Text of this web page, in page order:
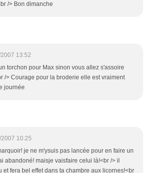
/> Bon dimanche
13:52
torchon pour Max sinon vous allez s'assoire
/> Courage pour la broderie elle est vraiment
journée
10:25
je ne m'ysuis pas lancée pour en faire un
abandoné! maisje vaisfaire celui là!<br /> il
et fera bel effet dans ta chambre aux licornes!<br